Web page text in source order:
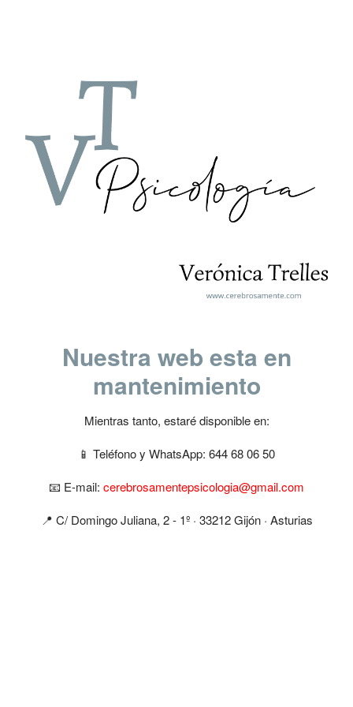
Nuestra web esta en
mantenimiento
Mientras tanto, estaré disponible en:
📱 Teléfono y WhatsApp: 644 68 06 50
📧 E-mail: cerebrosamentepsicologia@gmail.com
📍​ C/ Domingo Juliana, 2 - 1º · 33212 Gijón · Asturias